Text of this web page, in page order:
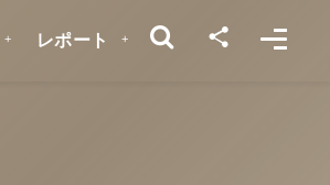
レポート